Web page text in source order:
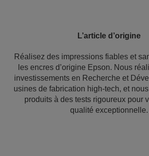
L’article d’origine
Réalisez des impressions fiables et
les encres d’origine Epson. Nous
investissements en Recherche et
usines de fabrication high-tech, et
produits à des tests rigoureux pour
qualité exceptionnelle.